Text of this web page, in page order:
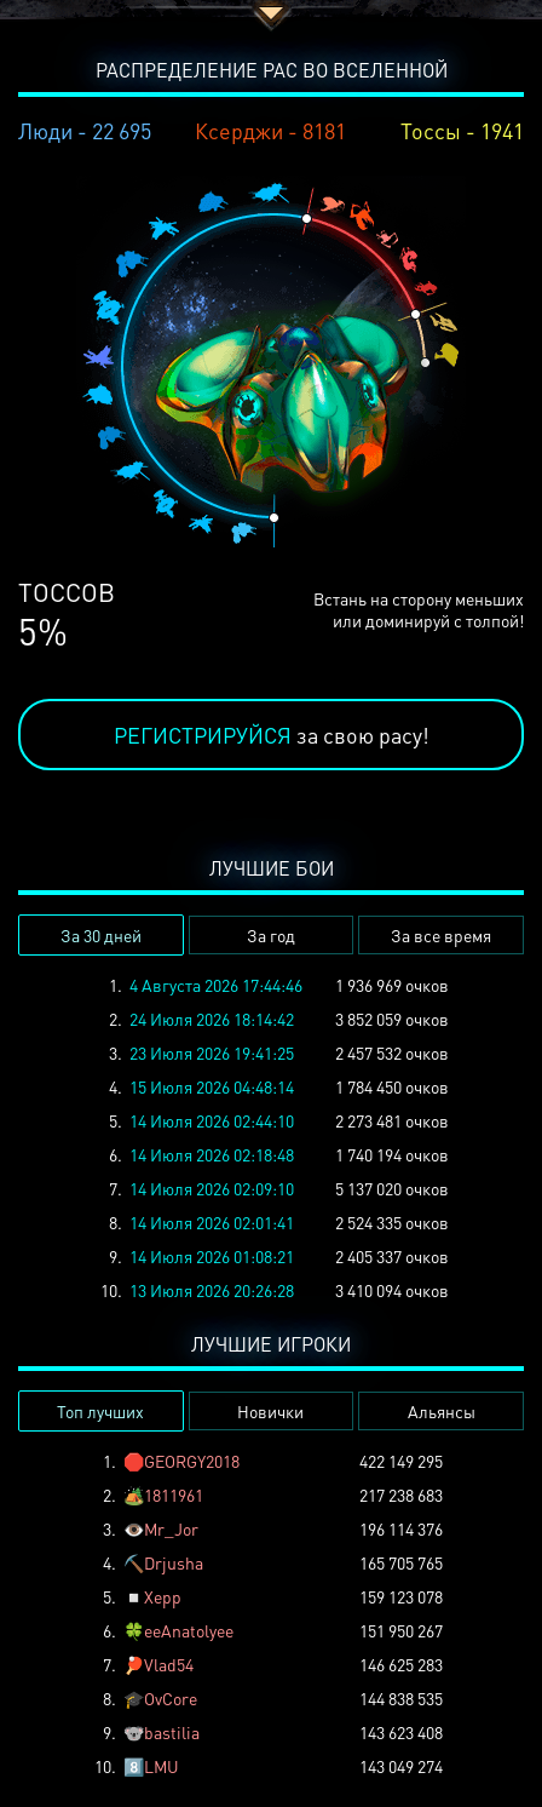
РАСПРЕДЕЛЕНИЕ РАС ВО ВСЕЛЕННОЙ
Люди - 22 695 Ксерджи - 8181 Тоссы - 1941
ЛЮДЕЙ
69%
Встань на сторону меньших
или доминируй с толпой!
РЕГИСТРИРУЙСЯ за свою расу!
ЛУЧШИЕ БОИ
За 30 дней За год За все время
1. 4 Августа 2026 17:44:46
1 936 969 очков
2. 24 Июля 2026 18:14:42
3 852 059 очков
3. 23 Июля 2026 19:41:25
2 457 532 очков
4. 15 Июля 2026 04:48:14
1 784 450 очков
5. 14 Июля 2026 02:44:10
2 273 481 очков
6. 14 Июля 2026 02:18:48
1 740 194 очков
7. 14 Июля 2026 02:09:10
5 137 020 очков
8. 14 Июля 2026 02:01:41
2 524 335 очков
9. 14 Июля 2026 01:08:21
2 405 337 очков
10. 13 Июля 2026 20:26:28 3 410 094 очков
ЛУЧШИЕ ИГРОКИ
Топ лучших Новички Альянсы
1. 🛑GEORGY2018
422 149 295
2. 🏕️1811961
217 238 683
3. 👁️Mr_Jor
196 114 376
4. ⛏️ Drjusha
165 705 765
5.
◽ Xepp
159 123 078
6. 🍀eeAnatolyee
151 950 267
7.
🏓Vlad54
146 625 283
8. 🎓OvCore
144 838 535
9. 🐨bastilia
143 623 408
10. 8️⃣LMU 143 049 274